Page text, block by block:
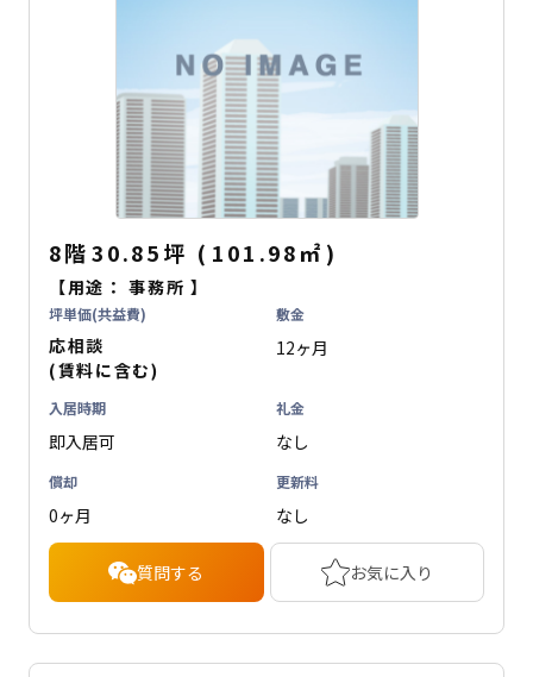
8階30.85坪 ( 101.98㎡ )
【用途：事務所 】
坪単価(共益費)
応相談
(賃料に含む)
敷金
12ヶ月
入居時期
即入居可
礼金
なし
償却
0ヶ月
更新料
なし
質問する お気に入り